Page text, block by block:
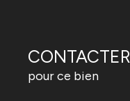
CONTACTER
pour ce bien